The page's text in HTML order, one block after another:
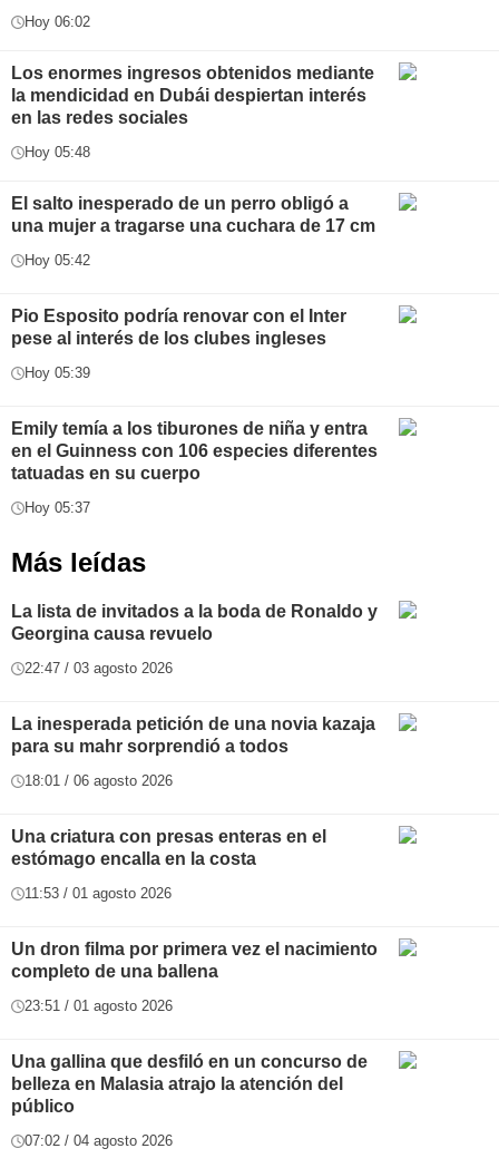
Hoy 06:02
Los enormes ingresos obtenidos mediante
la mendicidad en Dubái despiertan interés
en las redes sociales
Hoy 05:48
El salto inesperado de un perro obligó a
una mujer a tragarse una cuchara de 17 cm
Hoy 05:42
Pio Esposito podría renovar con el Inter
pese al interés de los clubes ingleses
Hoy 05:39
Emily temía a los tiburones de niña y entra
en el Guinness con 106 especies diferentes
tatuadas en su cuerpo
Hoy 05:37
Más leídas
La lista de invitados a la boda de Ronaldo y
Georgina causa revuelo
22:47 / 03 agosto 2026
La inesperada petición de una novia kazaja
para su mahr sorprendió a todos
18:01 / 06 agosto 2026
Una criatura con presas enteras en el
estómago encalla en la costa
11:53 / 01 agosto 2026
Un dron filma por primera vez el nacimiento
completo de una ballena
23:51 / 01 agosto 2026
Una gallina que desfiló en un concurso de
belleza en Malasia atrajo la atención del
público
07:02 / 04 agosto 2026